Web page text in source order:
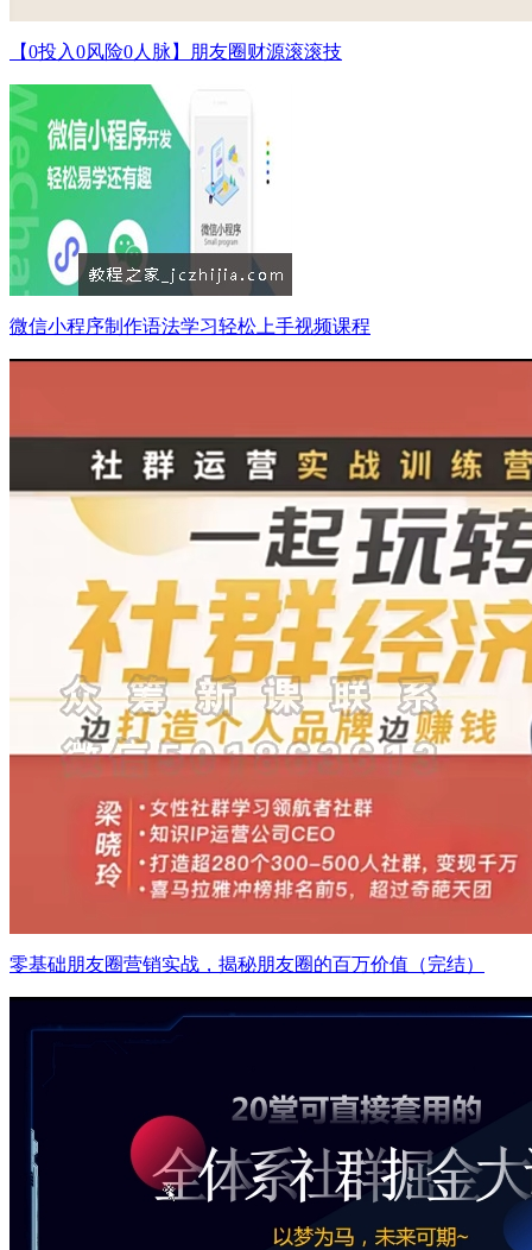
【0投入0风险0人脉】朋友圈财源滚滚技
微信小程序制作语法学习轻松上手视频课程
零基础朋友圈营销实战，揭秘朋友圈的百万价值（完结）